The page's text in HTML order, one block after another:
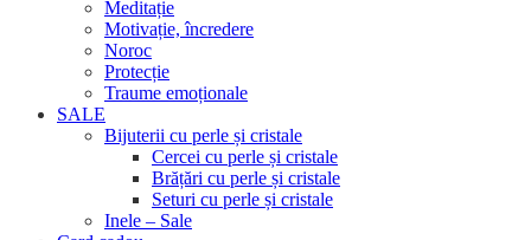
Meditație
Motivație, încredere
Noroc
Protecție
Traume emoționale
SALE
Bijuterii cu perle și cristale
Cercei cu perle și cristale
Brățări cu perle și cristale
Seturi cu perle și cristale
Inele – Sale